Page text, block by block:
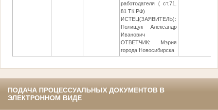
работодателя ( ст.71,
81 ТК РФ)
ИСТЕЦ(ЗАЯВИТЕЛЬ):
Полищук Александр
Иванович
ОТВЕТЧИК: Мэрия
города Новосибирска
ПОДАЧА ПРОЦЕССУАЛЬНЫХ ДОКУМЕНТОВ В
ЭЛЕКТРОННОМ ВИДЕ